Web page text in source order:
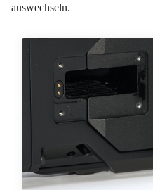
auswechseln.